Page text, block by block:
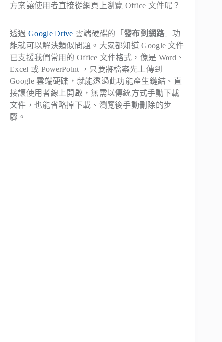
方案讓使用者直接從網頁上瀏覽 Office 文件呢？
透過 Google Drive 雲端硬碟的「發布到網路 」功
能就可以解決類似問題。大家都知道 Google 文件
已支援我們常用的 Office 文件格式，像是 Word、
Excel 或 PowerPoint ，只要將檔案先上傳到
Google 雲端硬碟，就能透過此功能產生鏈結、直
接讓使用者線上開啟，無需以傳統方式手動下載
文件，也能省略掉下載、瀏覽後手動刪除的步
驟。